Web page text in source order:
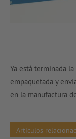
Ya está terminada
empaquetada y
en la manufactura
Artículos